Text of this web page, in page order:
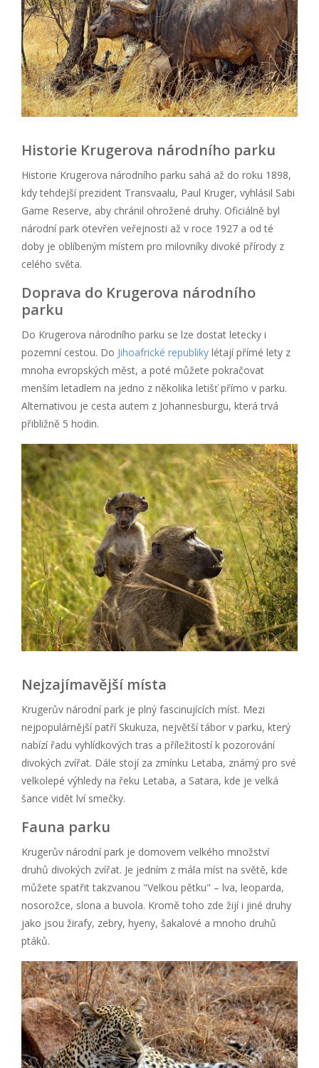
Historie Krugerova národního parku
Historie Krugerova národního parku sahá až do roku 1898,
kdy tehdejší prezident Transvaalu, Paul Kruger, vyhlásil Sabi
Game Reserve, aby chránil ohrožené druhy. Oficiálně byl
národní park otevřen veřejnosti až v roce 1927 a od té
doby je oblíbeným místem pro milovníky divoké přírody z
celého světa.
Doprava do Krugerova národního
parku
Do Krugerova národního parku se lze dostat letecky i
pozemní cestou. Do Jihoafrické republiky létají přímé lety z
mnoha evropských měst, a poté můžete pokračovat
menším letadlem na jedno z několika letišť přímo v parku.
Alternativou je cesta autem z Johannesburgu, která trvá
přibližně 5 hodin.
Nejzajímavější místa
Krugerův národní park je plný fascinujících míst. Mezi
nejpopulárnější patří Skukuza, největší tábor v parku, který
nabízí řadu vyhlídkových tras a příležitostí k pozorování
divokých zvířat. Dále stojí za zmínku Letaba, známý pro své
velkolepé výhledy na řeku Letaba, a Satara, kde je velká
šance vidět lví smečky.
Fauna parku
Krugerův národní park je domovem velkého množství
druhů divokých zvířat. Je jedním z mála míst na světě, kde
můžete spatřit takzvanou "Velkou pětku" – lva, leoparda,
nosorožce, slona a buvola. Kromě toho zde žijí i jiné druhy
jako jsou žirafy, zebry, hyeny, šakalové a mnoho druhů
ptáků.